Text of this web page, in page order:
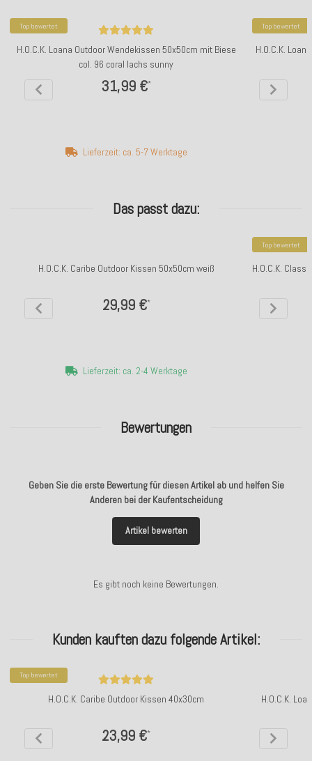
Bewertungen
Geben Sie die erste Bewertung für diesen Artikel ab und helfen Sie
Anderen bei der Kaufentscheidung
Artikel bewerten
Es gibt noch keine Bewertungen.
Top bewertet
H.O.C.K. Loana Outdoor Wendekissen 50x50cm mit Biese
col. 96 coral lachs sunny
31,99 €*
Lieferzeit: ca. 5-7 Werktage
Top bewertet
H.O.C.K.
Das passt dazu:
H.O.C.K. Caribe Outdoor Kissen 50x50cm weiß
29,99 €*
Lieferzeit: ca. 2-4 Werktage
Top bewertet
H.O.C.K.
Kunden kauften dazu folgende Artikel:
Top bewertet
H.O.C.K. Caribe Outdoor Kissen 40x30cm
23,99 €*
H.O.C.K.